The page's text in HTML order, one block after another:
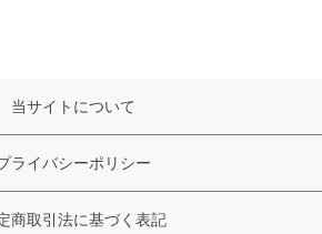
当サイトについて
ライバシーポリシー
商取引法に基づく表記